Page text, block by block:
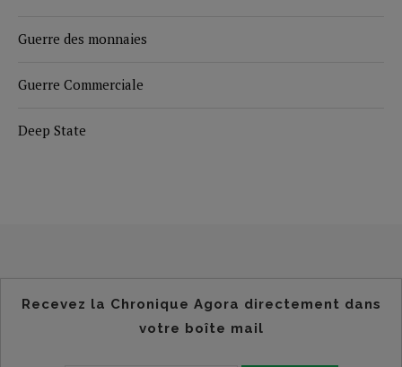
Guerre des monnaies
Guerre Commerciale
Deep State
Recevez la Chronique Agora directement dans
votre boîte mail